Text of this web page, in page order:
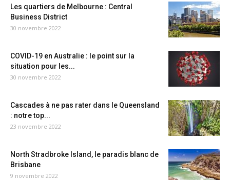
Les quartiers de Melbourne : Central
Business District
30 novembre 2022
COVID-19 en Australie : le point sur la
situation pour les...
30 novembre 2022
Cascades à ne pas rater dans le Queensland
: notre top...
23 novembre 2022
North Stradbroke Island, le paradis blanc de
Brisbane
9 novembre 2022